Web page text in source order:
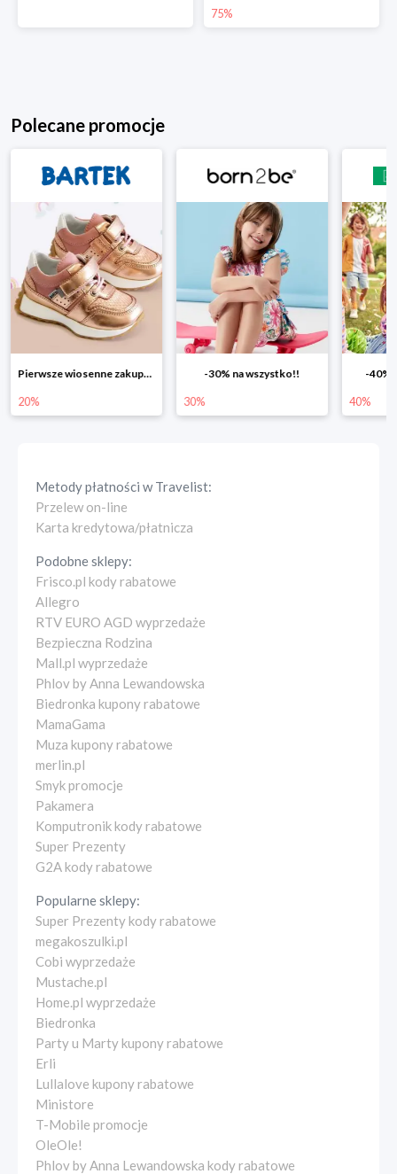
75%
Polecane promocje
-30% na wszystko!!
30%
-40% na drugą sztukę
40% 25%
Metody płatności wTravelist:
Przelew on-line
Karta kredytowa/płatnicza
Podobne sklepy:
Frisco.pl kody rabatowe
Allegro
RTV EURO AGD wyprzedaże
Bezpieczna Rodzina
Mall.pl wyprzedaże
Phlov by Anna Lewandowska
Biedronka kupony rabatowe
MamaGama
Muza kupony rabatowe
merlin.pl
Smyk promocje
Pakamera
Komputronik kody rabatowe
Super Prezenty
G2A kody rabatowe
Popularne sklepy:
Super Prezenty kody rabatowe
megakoszulki.pl
Cobi wyprzedaże
Mustache.pl
Home.pl wyprzedaże
Biedronka
Party u Marty kupony rabatowe
Erli
Lullalove kupony rabatowe
Ministore
T-Mobile promocje
OleOle!
Phlov by Anna Lewandowska kody rabatowe